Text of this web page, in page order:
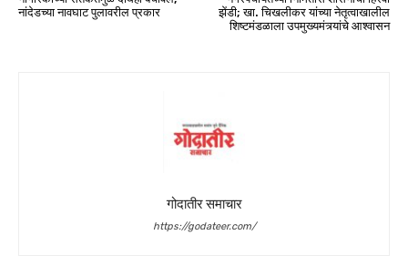
नांदेडच्या नावघाट पुलावरील प्रकार
झेंडी; खा. चिखलीकर यांच्या नेतृत्वाखालील
शिष्टमंडळाला उपमुख्यमंत्र्यांचे आश्वासन
गोदातीर समाचार
https://godateer.com/